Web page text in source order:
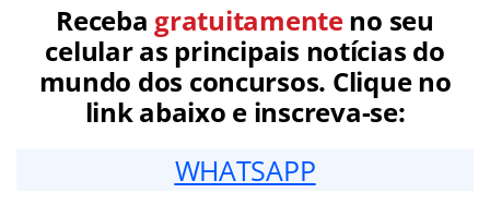
Receba gratuitamenteno seu
celular as principais notícias do
mundo dos concursos. Clique no
link abaixo e inscreva-se:
WHATSAPP